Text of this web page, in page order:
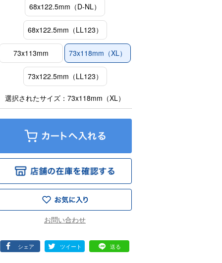
68x122.5mm（D-NL）
68x122.5mm（LL123）
73x113mm 73x118mm（XL）
73x122.5mm（LL123）
選択されたサイズ：73x118mm（XL）
シェア ツイート 送る